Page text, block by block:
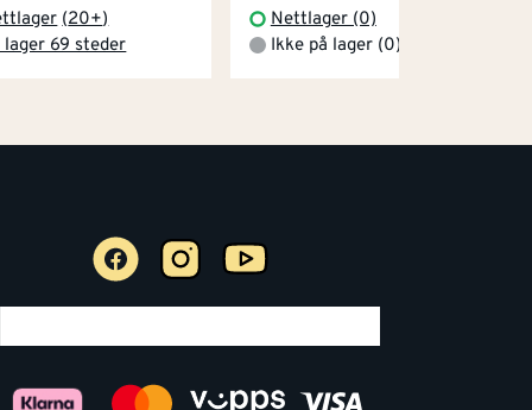
(20+)
lager 69 steder
Nettlager (0)
Ikke på lager (0)